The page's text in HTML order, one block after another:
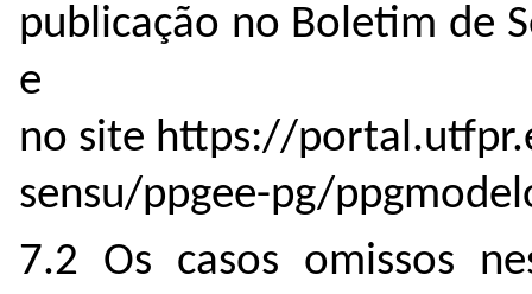
publicação no Boletim de
e
no site https://
sensu/ppgee-pg/
7.2 Os casos omissos